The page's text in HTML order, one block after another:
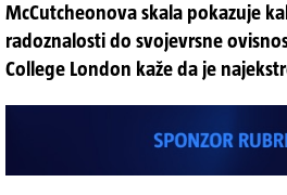
McCutcheonova skala pokazuje
radoznalosti do svojevrsne
College London kaže da je